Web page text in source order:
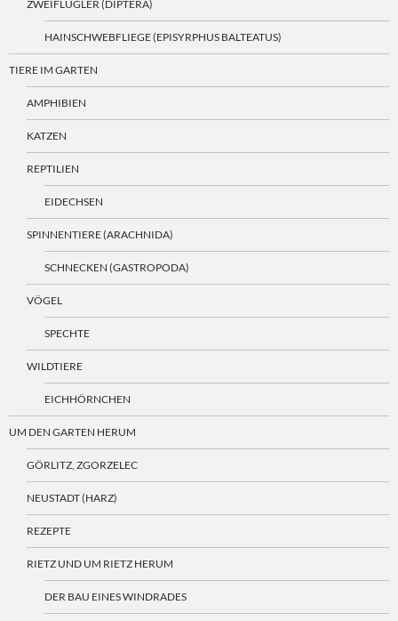
ZWEIFLÜGLER (DIPTERA)
HAINSCHWEBFLIEGE (EPISYRPHUS BALTEATUS)
TIERE IM GARTEN
AMPHIBIEN
KATZEN
REPTILIEN
EIDECHSEN
SPINNENTIERE (ARACHNIDA)
SCHNECKEN (GASTROPODA)
VÖGEL
SPECHTE
WILDTIERE
EICHHÖRNCHEN
UM DEN GARTEN HERUM
GÖRLITZ, ZGORZELEC
NEUSTADT (HARZ)
REZEPTE
RIETZ UND UM RIETZ HERUM
DER BAU EINES WINDRADES